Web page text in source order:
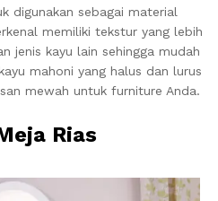
digunakan sebagai material
memiliki tekstur yang lebih
jenis kayu lain sehingga mudah
mahoni yang halus dan lurus
mewah untuk furniture Anda.
Rias